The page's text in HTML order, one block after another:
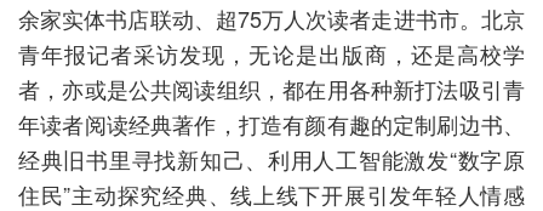
余家实体书店联动、超75万人次读者走进书市。北京
青年报记者采访发现，无论是出版商，还是高校学
者，亦或是公共阅读组织，都在用各种新打法吸引青
年读者阅读经典著作，打造有颜有趣的定制刷边书、
经典旧书里寻找新知己、利用人工智能激发“数字原
住民”主动探究经典、线上线下开展引发年轻人情感